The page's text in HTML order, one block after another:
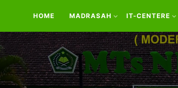
HOME MADRASAH IT-CENTERE